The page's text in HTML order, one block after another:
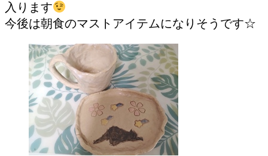
入ります
今後は朝食のマストアイテムになりそうです☆